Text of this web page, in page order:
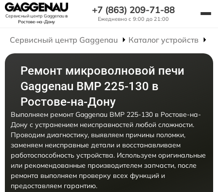
Сервисный центр Gaggenauв
Ростове-на-Дону
+7 (863) 209-71-88
Ежедневно с 9:00 до 21:00
Сервисный центр Gaggenau Каталог устройств
Ремонт микроволновой печи
Gaggenau BMP 225-130 в
Ростове-на-Дону
Выполняем ремонт Gaggenau BMP 225-130 в Ростове-на-
Дону с устранением неисправностей любой сложности.
Проводим диагностику, выявляем причины поломки,
заменяем неисправные детали и восстанавливаем
работоспособность устройства. Используем оригинальные
или рекомендованные производителем запчасти, после
ремонта выполняем проверку всех функций и
предоставляем гарантию.